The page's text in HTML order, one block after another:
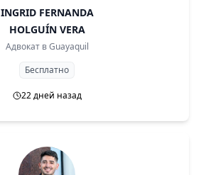
INGRID FERNANDA
HOLGUÍN VERA
Адвокат в Guayaquil
Бесплатно
22 дней назад